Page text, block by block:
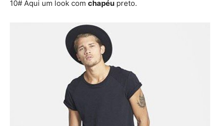
10# Aqui um look com chapéu preto.